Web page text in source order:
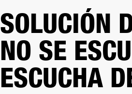
SOLUCIÓN
NO SE
ESCUCHA